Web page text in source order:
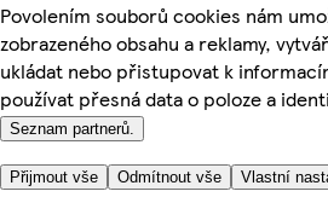
Povolením souborů cookies nám
zobrazeného obsahu a reklamy,
ukládat nebo přistupovat k
používat přesná data o poloze a
Seznam partnerů.
Přijmout vše Odmítnout vše Vlastní